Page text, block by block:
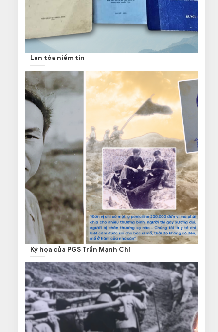
Lan tỏa niềm tin
Ký họa của PGS Trần Mạnh Chí